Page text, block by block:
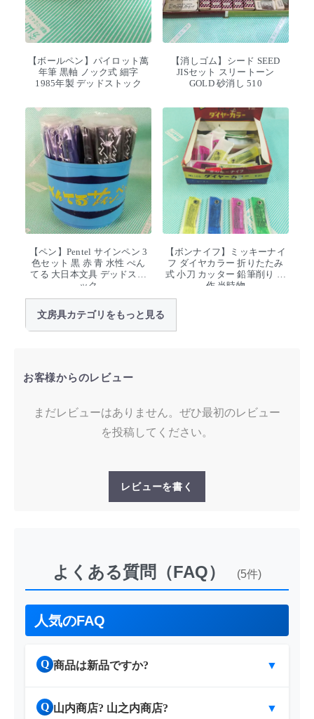
【ボールペン】パイロット萬
年筆 黒軸 ノック式 細字
1985年製 デッドストック
【消しゴム】シード SEED
JISセット スリートーン
GOLD 砂消し 510
【ペン】Pentel サインペン 3
色セット 黒 赤 青 水性 ぺん
てる 大日本文具 デッドスト
ック
【ボンナイフ】ミッキーナイ
フ ダイヤカラー 折りたたみ
式 小刀 カッター 鉛筆削り 工
作 当時物
文房具カテゴリをもっと見る
お客様からのレビュー
まだレビューはありません。ぜひ最初のレビュー
を投稿してください。
レビューを書く
よくある質問（FAQ） (5件)
人気のFAQ
Q 商品は新品ですか? ▼
Q 山内商店? 山之内商店? ▼